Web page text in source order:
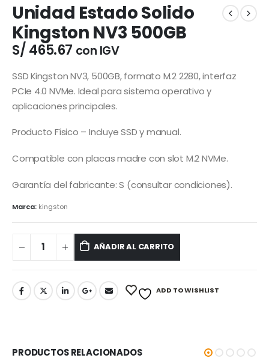
Unidad Estado Solido
Kingston NV3 500GB
S/ 465.67 con IGV
SSD Kingston NV3, 500GB, formato M.2 2280, interfaz
PCIe 4.0 NVMe. Ideal para sistema operativo y
aplicaciones principales.
Producto Físico – Incluye SSD y manual.
Compatible con placas madre con slot M.2 NVMe.
Garantía del fabricante: S (consultar condiciones).
Marca: kingston
AÑADIR AL CARRITO
ADD TO WISHLIST
PRODUCTOS RELACIONADOS